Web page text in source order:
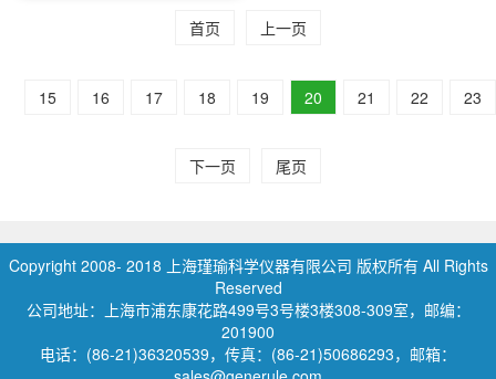
首页 上一页
15 16 17 18 19 20 21 22 23
下一页 尾页
Copyright 2008- 2018 上海瑾瑜科学仪器有限公司 版权所有 All Rights
Reserved
公司地址：上海市浦东康花路499号3号楼3楼308-309室，邮编：
201900
电话：(86-21)36320539，传真：(86-21)50686293，邮箱：